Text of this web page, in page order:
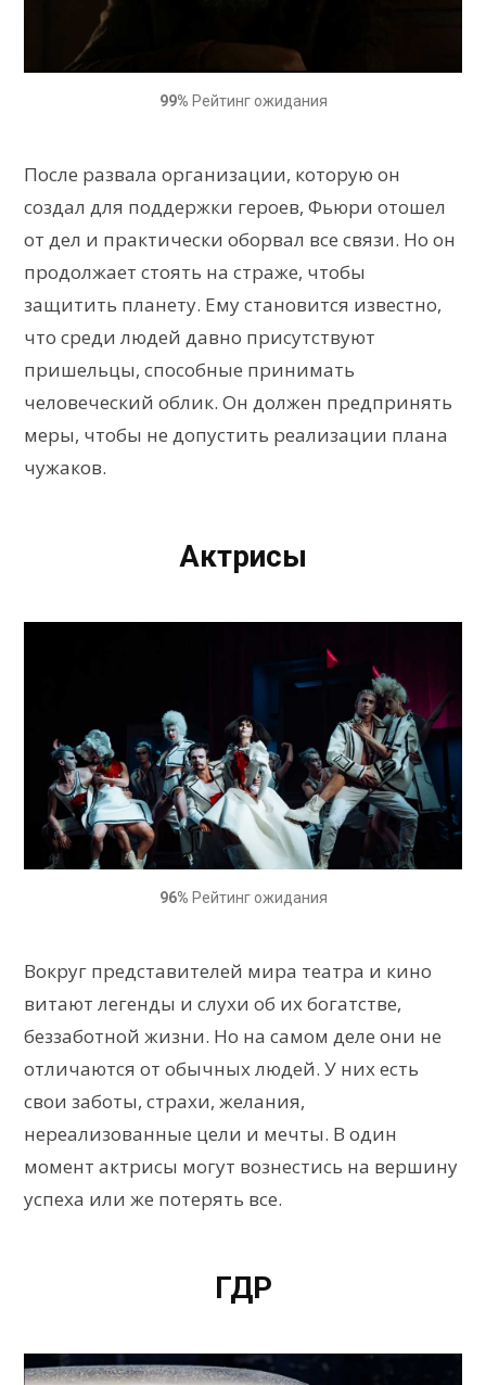
99% Рейтинг ожидания
После развала организации, которую он
создал для поддержки героев, Фьюри отошел
от дел и практически оборвал все связи. Но он
продолжает стоять на страже, чтобы
защитить планету. Ему становится известно,
что среди людей давно присутствуют
пришельцы, способные принимать
человеческий облик. Он должен предпринять
меры, чтобы не допустить реализации плана
чужаков.
Актрисы
96% Рейтинг ожидания
Вокруг представителей мира театра и кино
витают легенды и слухи об их богатстве,
беззаботной жизни. Но на самом деле они не
отличаются от обычных людей. У них есть
свои заботы, страхи, желания,
нереализованные цели и мечты. В один
момент актрисы могут вознестись на вершину
успеха или же потерять все.
ГДР